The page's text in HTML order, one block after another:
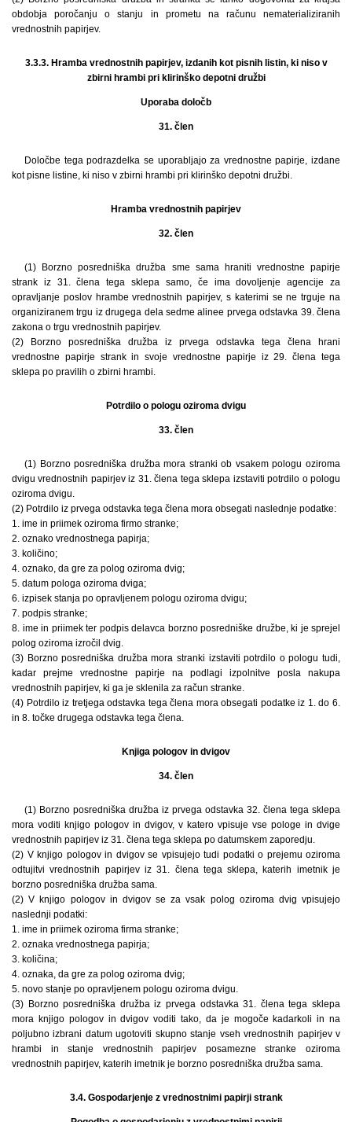
obdobja poročanju o stanju in prometu na računu nematerializiranih
vrednostnih papirjev.
3.3.3. Hramba vrednostnih papirjev, izdanih kot pisnih listin, ki niso v
zbirni hrambi pri klirinško depotni družbi
Uporaba določb
31. člen
Določbe tega podrazdelka se uporabljajo za vrednostne papirje, izdane
kot pisne listine, ki niso v zbirni hrambi pri klirinško depotni družbi.
Hramba vrednostnih papirjev
32. člen
(1) Borzno posredniška družba sme sama hraniti vrednostne papirje
strank iz 31. člena tega sklepa samo, če ima dovoljenje agencije za
opravljanje poslov hrambe vrednostnih papirjev, s katerimi se ne trguje na
organiziranem trgu iz drugega dela sedme alinee prvega odstavka 39. člena
zakona o trgu vrednostnih papirjev.
(2) Borzno posredniška družba iz prvega odstavka tega člena hrani
vrednostne papirje strank in svoje vrednostne papirje iz 29. člena tega
sklepa po pravilih o zbirni hrambi.
Potrdilo o pologu oziroma dvigu
33. člen
(1) Borzno posredniška družba mora stranki ob vsakem pologu oziroma
dvigu vrednostnih papirjev iz 31. člena tega sklepa izstaviti potrdilo o pologu
oziroma dvigu.
(2) Potrdilo iz prvega odstavka tega člena mora obsegati naslednje podatke:
1. ime in priimek oziroma firmo stranke;
2. oznako vrednostnega papirja;
3. količino;
4. oznako, da gre za polog oziroma dvig;
5. datum pologa oziroma dviga;
6. izpisek stanja po opravljenem pologu oziroma dvigu;
7. podpis stranke;
8. ime in priimek ter podpis delavca borzno posredniške družbe, ki je sprejel
polog oziroma izročil dvig.
(3) Borzno posredniška družba mora stranki izstaviti potrdilo o pologu tudi,
kadar prejme vrednostne papirje na podlagi izpolnitve posla nakupa
vrednostnih papirjev, ki ga je sklenila za račun stranke.
(4) Potrdilo iz tretjega odstavka tega člena mora obsegati podatke iz 1. do 6.
in 8. točke drugega odstavka tega člena.
Knjiga pologov in dvigov
34. člen
(1) Borzno posredniška družba iz prvega odstavka 32. člena tega sklepa
mora voditi knjigo pologov in dvigov, v katero vpisuje vse pologe in dvige
vrednostnih papirjev iz 31. člena tega sklepa po datumskem zaporedju.
(2) V knjigo pologov in dvigov se vpisujejo tudi podatki o prejemu oziroma
odtujitvi vrednostnih papirjev iz 31. člena tega sklepa, katerih imetnik je
borzno posredniška družba sama.
(2) V knjigo pologov in dvigov se za vsak polog oziroma dvig vpisujejo
naslednji podatki:
1. ime in priimek oziroma firma stranke;
2. oznaka vrednostnega papirja;
3. količina;
4. oznaka, da gre za polog oziroma dvig;
5. novo stanje po opravljenem pologu oziroma dvigu.
(3) Borzno posredniška družba iz prvega odstavka 31. člena tega sklepa
mora knjigo pologov in dvigov voditi tako, da je mogoče kadarkoli in na
poljubno izbrani datum ugotoviti skupno stanje vseh vrednostnih papirjev v
hrambi in stanje vrednostnih papirjev posamezne stranke oziroma
vrednostnih papirjev, katerih imetnik je borzno posredniška družba sama.
3.4. Gospodarjenje z vrednostnimi papirji strank